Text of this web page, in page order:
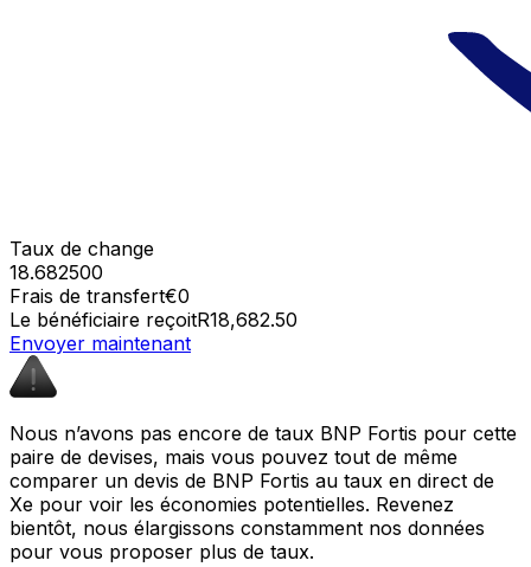
Taux de change
18.682500
Frais de transfert€0
Le bénéficiaire reçoitR18,682.50
Envoyer maintenant
Nous n’avons pas encore de taux BNP Fortis pour cette
paire de devises, mais vous pouvez tout de même
comparer un devis de BNP Fortis au taux en direct de
Xe pour voir les économies potentielles. Revenez
bientôt, nous élargissons constamment nos données
pour vous proposer plus de taux.